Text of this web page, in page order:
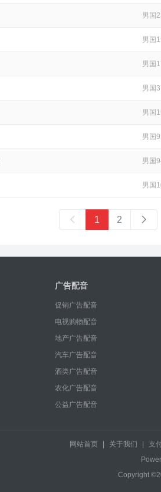
男国
男国
男国
男国
男国
男国
男国
男国
1 2
广告配音
促销广告配音
电视购物配音
地产广告配音
汽车广告配音
酒类广告配音
农化广告配音
公益广告配音
网站首页 关于我们 支
Copyright